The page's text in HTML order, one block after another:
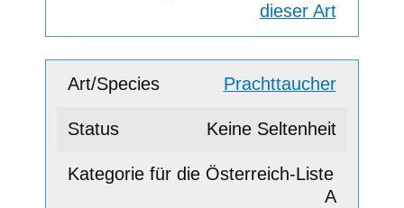
dieser Art
Prachttaucher
Keine Seltenheit
A